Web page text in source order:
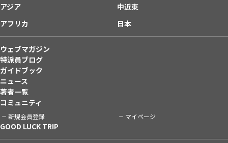
アジア
中近東
アフリカ
日本
ウェブマガジン
特派員ブログ
ガイドブック
ニュース
著者一覧
コミュニティ
新規会員登録 マイページ
GOOD LUCK TRIP